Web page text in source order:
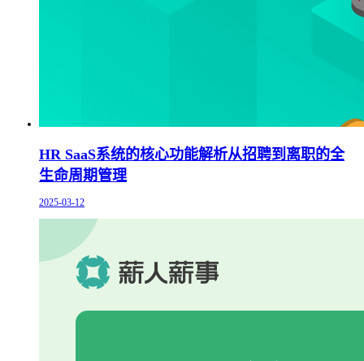
HR SaaS系统的核心功能解析从招聘到离职的全
生命周期管理
2025-03-12